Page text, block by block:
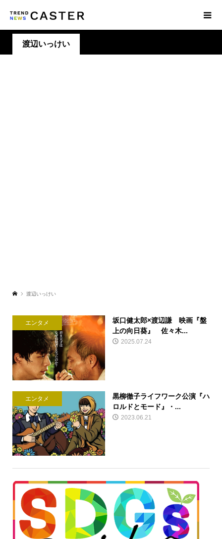
渡辺いっけい
渡辺いっけい
エンタメ
坂口健太郎×渡辺謙 映画『盤
上の向日葵』 佐々木...
2025.07.24
エンタメ
黒柳徹子ライフワーク公演『ハ
ロルドとモード』・...
2023.06.21